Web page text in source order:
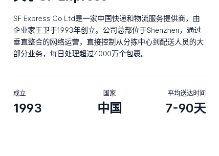
SF Express Co Ltd是一家中国快递和物流服务提供商，由
企业家王卫于1993年创立。公司总部位于Shenzhen，通过
垂直整合的网络运营，直接控制从分拣中心到配送人员的大
部分业务，每日处理超过4000万个包裹。
成立
1993
国家
中国
平均送达时间
7-90天